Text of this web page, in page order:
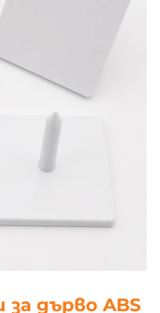
дърво ABS